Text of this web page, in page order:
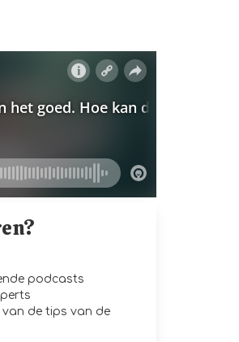
podcasts
van de tips van de